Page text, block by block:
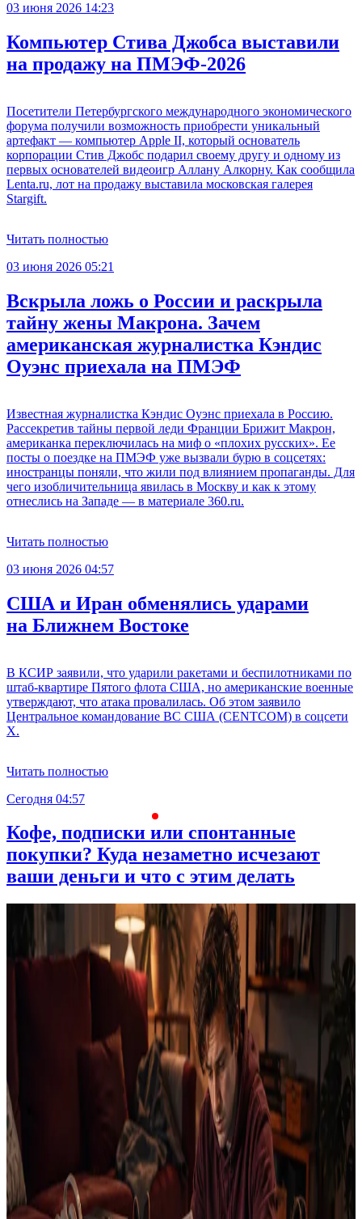
03 июня 2026 14:23
Компьютер Стива Джобса выставили
на продажу на ПМЭФ-2026
Посетители Петербургского международного экономического
форума получили возможность приобрести уникальный
артефакт — компьютер Apple II, который основатель
корпорации Стив Джобс подарил своему другу и одному из
первых основателей видеоигр Аллану Алкорну. Как сообщила
Lenta.ru, лот на продажу выставила московская галерея
Stargift.
Читать полностью
03 июня 2026 05:21
Вскрыла ложь о России и раскрыла
тайну жены Макрона. Зачем
американская журналистка Кэндис
Оуэнс приехала на ПМЭФ
Известная журналистка Кэндис Оуэнс приехала в Россию.
Рассекретив тайны первой леди Франции Брижит Макрон,
американка переключилась на миф о «плохих русских». Ее
посты о поездке на ПМЭФ уже вызвали бурю в соцсетях:
иностранцы поняли, что жили под влиянием пропаганды. Для
чего изобличительница явилась в Москву и как к этому
отнеслись на Западе — в материале 360.ru.
Читать полностью
03 июня 2026 04:57
США и Иран обменялись ударами
на Ближнем Востоке
В КСИР заявили, что ударили ракетами и беспилотниками по
штаб-квартире Пятого флота США, но американские военные
утверждают, что атака провалилась. Об этом заявило
Центральное командование ВС США (CENTCOM) в соцсети
X.
Читать полностью
Сегодня 04:57
Кофе, подписки или спонтанные
покупки? Куда незаметно исчезают
ваши деньги и что с этим делать